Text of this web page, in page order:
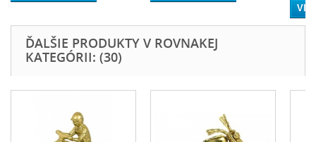
ĎALŠIE PRODUKTY V ROVNAKEJ
KATEGÓRII: (30)